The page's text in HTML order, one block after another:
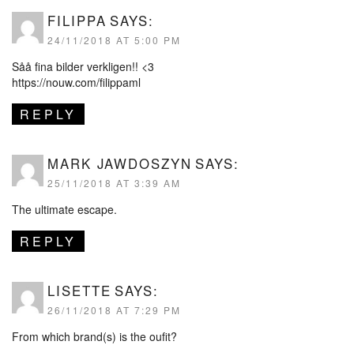
FILIPPA SAYS:
24/11/2018 AT 5:00 PM
Såå fina bilder verkligen!! <3
https://nouw.com/filippaml
REPLY
MARK JAWDOSZYN SAYS:
25/11/2018 AT 3:39 AM
The ultimate escape.
REPLY
LISETTE SAYS:
26/11/2018 AT 7:29 PM
From which brand(s) is the oufit?